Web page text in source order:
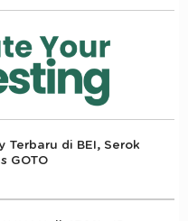
Terbaru di BEI, Serok
GOTO